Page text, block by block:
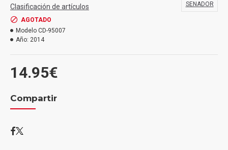
14.95€
Clasificación de artículos
AGOTADO
Modelo CD-95007
Año: 2014
SENADOR
Compartir